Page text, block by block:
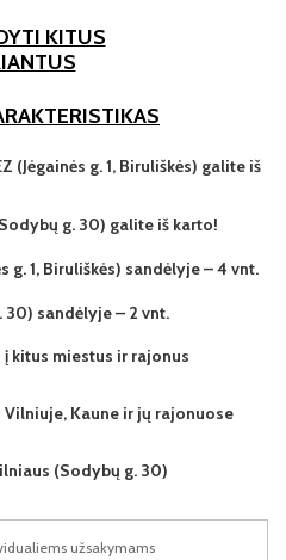
KITUS
(Jėgainės g. 1, Biruliškės) galite iš
g. 30) galite iš karto!
g. 1, Biruliškės) sandėlyje – 4 vnt.
sandėlyje – 2 vnt.
kitus miestus ir rajonus
Kaune ir jų rajonuose
(Sodybų g. 30)
užsakymams